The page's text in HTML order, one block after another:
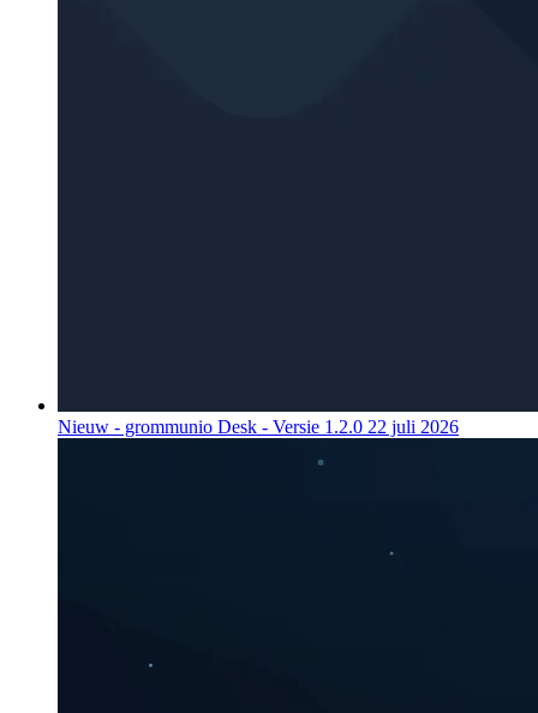
Nieuw - grommunio Desk - Versie 1.2.0 22 juli 2026